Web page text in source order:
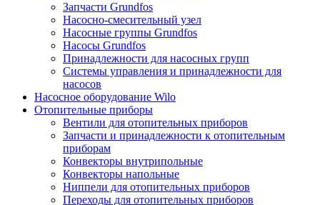
Запчасти Grundfos
Насосно-смесительный узел
Насосные группы Grundfos
Насосы Grundfos
Принадлежности для насосных групп
Системы управления и принадлежности для
насосов
Насосное оборудование Wilo
Отопительные приборы
Вентили для отопительных приборов
Запчасти и принадлежности к отопительным
приборам
Конвекторы внутрипольные
Конвекторы напольные
Ниппели для отопительных приборов
Переходы для отопительных приборов